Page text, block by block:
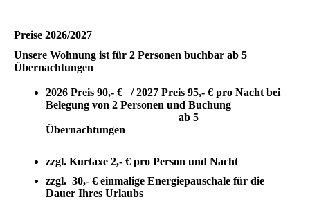
Preise 2026/2027
Unsere Wohnung ist für 2 Personen buchbar ab 5
Übernachtungen
2026 Preis 90,- € / 2027 Preis 95,- € pro Nacht bei
Belegung von 2 Personen und Buchung
ab 5
Übernachtungen
zzgl. Kurtaxe 2,- € pro Person und Nacht
zzgl. 30,- € einmalige Energiepauschale für die
Dauer Ihres Urlaubs